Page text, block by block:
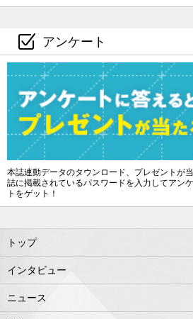
アンケート
本誌連動データのタウンロード、プレゼントが
誌に掲載されているパスワードを入力してアン
トをゲット！
トップ
インタビュー
ニュース